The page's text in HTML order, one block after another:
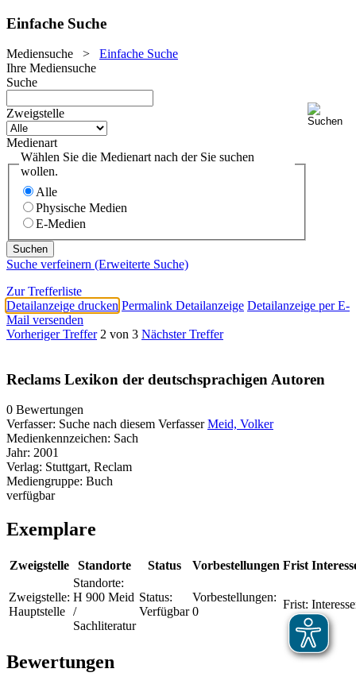
Einfache Suche
Mediensuche > Einfache Suche
Ihre Mediensuche
Suche
Zweigstelle
Medienart
Wählen Sie die Medienart nach der Sie suchen
wollen.
Alle
Physische Medien
E-Medien
Suche verfeinern (Erweiterte Suche)
Zur Trefferliste
Detailanzeige drucken Permalink Detailanzeige Detailanzeige per E-
Mail versenden
Vorheriger Treffer 2 von 3 Nächster Treffer
Reclams Lexikon der deutschsprachigen Autoren
0 Bewertungen
Verfasser: Suche nach diesem Verfasser Meid, Volker
Medienkennzeichen: Sach
Jahr: 2001
Verlag: Stuttgart, Reclam
Mediengruppe: Buch
verfügbar
Exemplare
Zweigstelle Standorte Status Vorbestellungen Frist
Zweigstelle:
Hauptstelle
Standorte:
H 900 Meid
/
Sachliteratur
Status:
Verfügbar
Vorbestellungen:
0
Frist:
Bewertungen